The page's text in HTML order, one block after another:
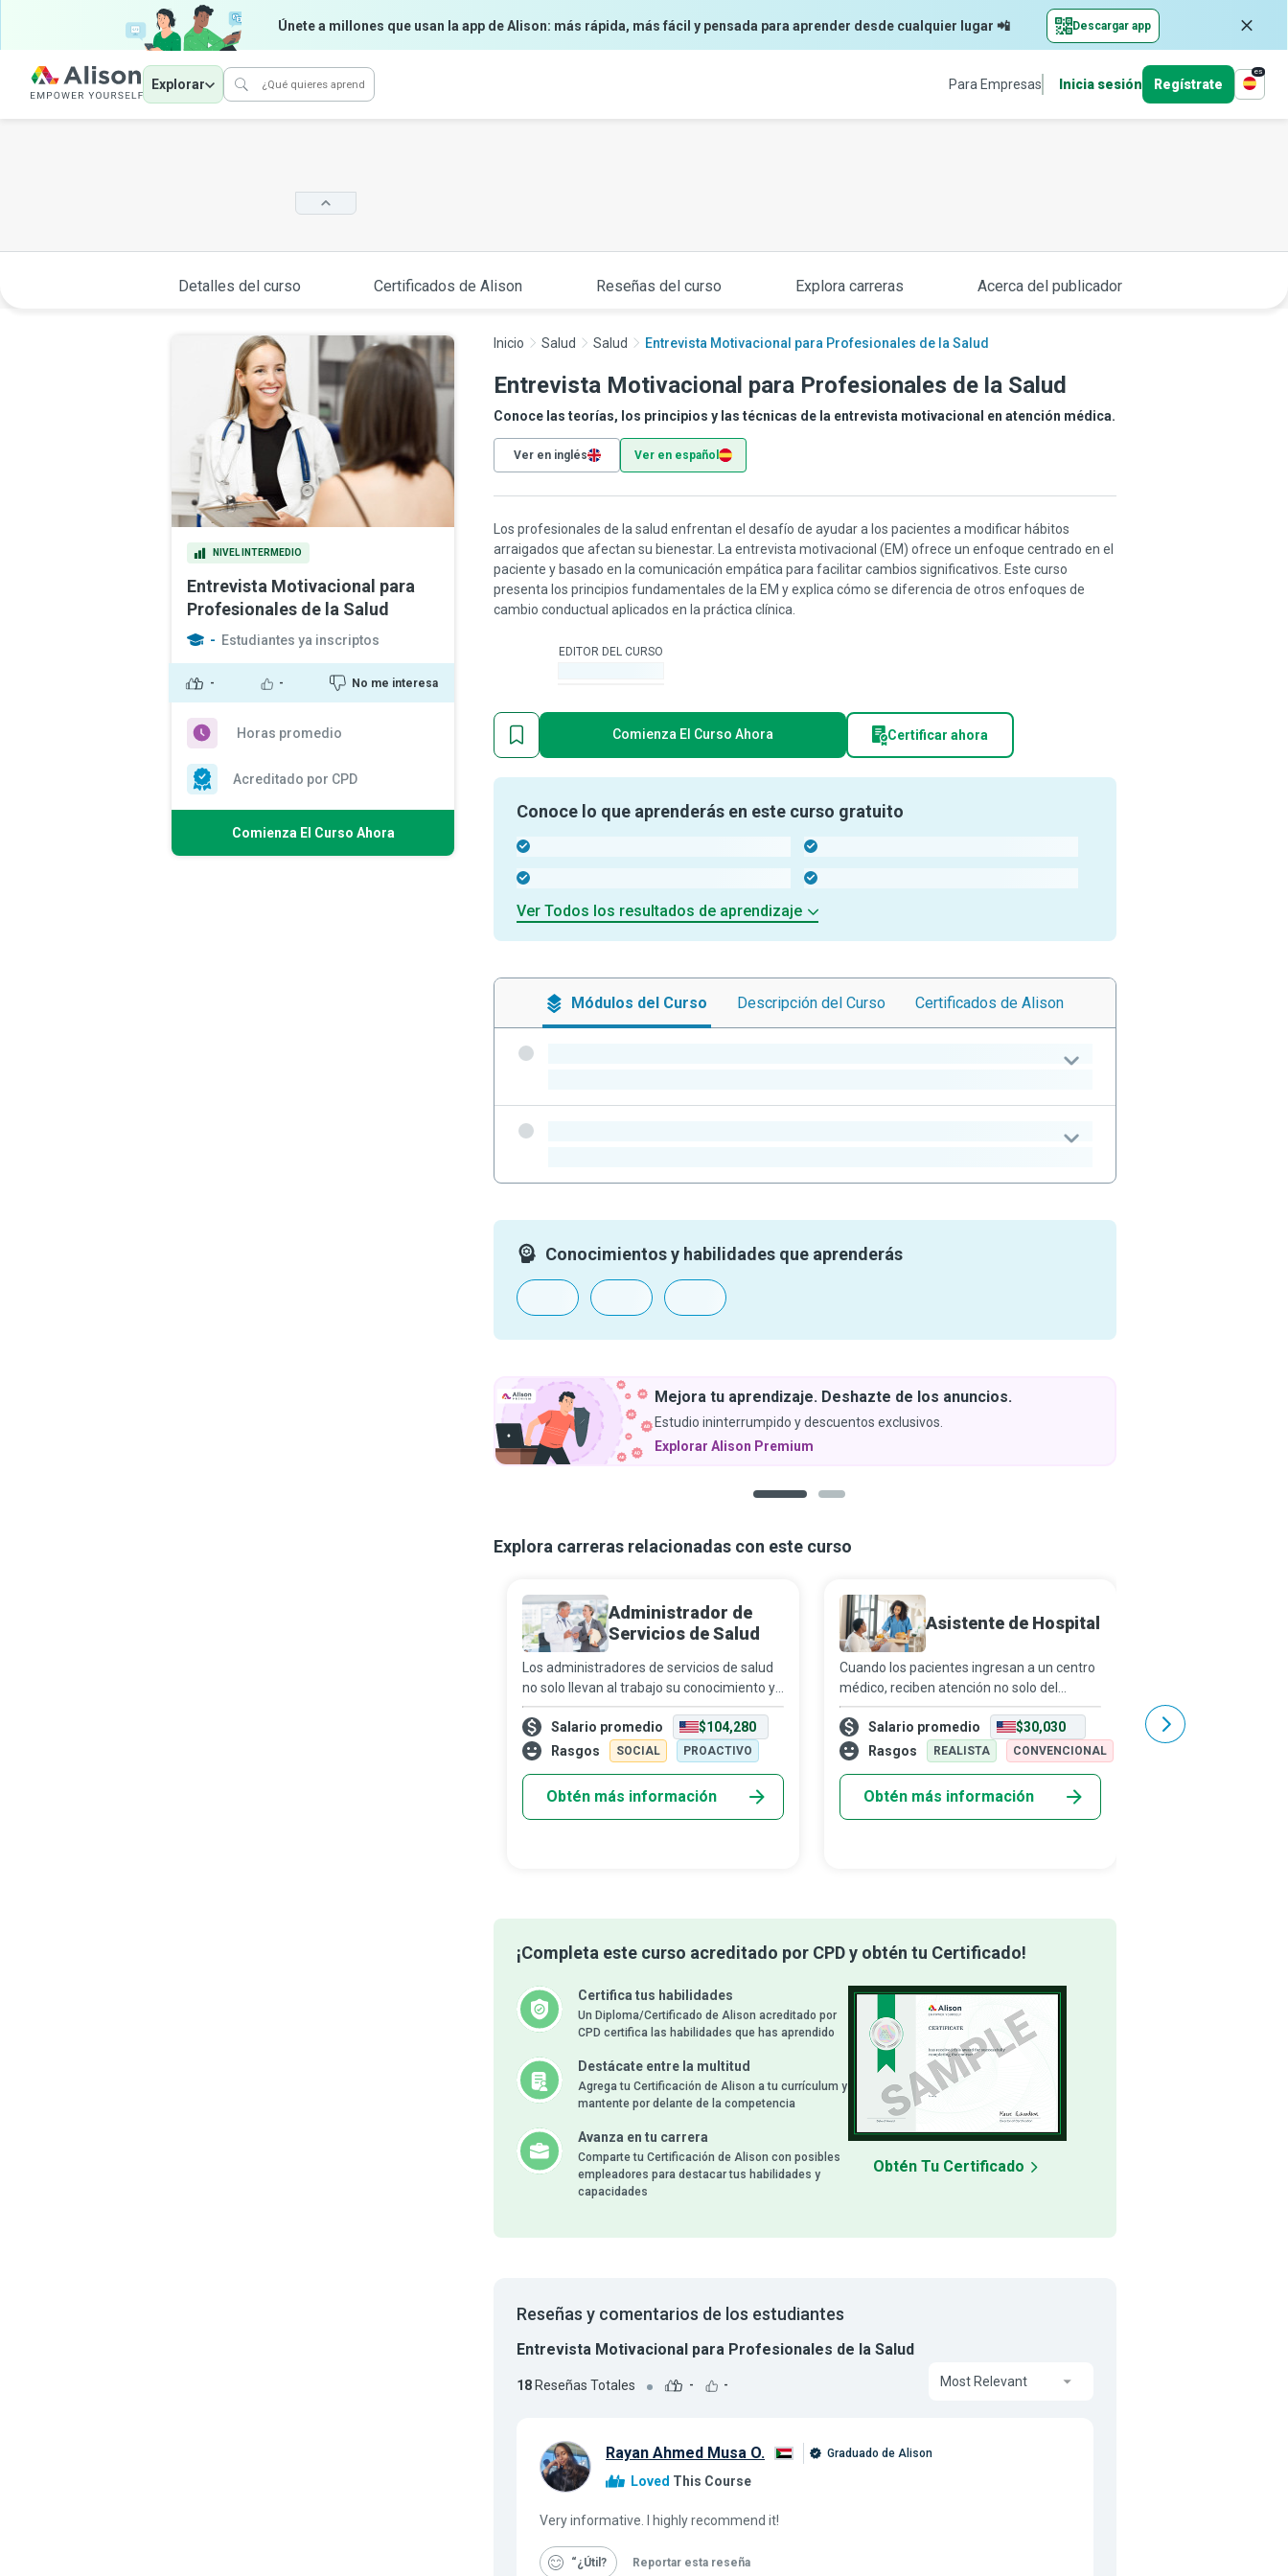
Únete a millones que usan la app de Alison: más rápida, más fácil y pensada para aprender desde cualquier lugar 📲 Descargar app
Explorar Para Empresas Inicia sesión Regístrate
es
Detalles del curso Certificados de Alison Reseñas del curso Explora carreras Acerca del publicador
NIVEL INTERMEDIO
Entrevista Motivacional para
Profesionales de la Salud
- Estudiantes ya inscriptos
- - No me interesa
Horas promedio
Acreditado por CPD
Comienza El Curso Ahora
Inicio Salud Salud Entrevista Motivacional para Profesionales de la Salud
Entrevista Motivacional para Profesionales de la Salud
Conoce las teorías, los principios y las técnicas de la entrevista motivacional en atención médica.
Ver en inglés Ver en español
Los profesionales de la salud enfrentan el desafío de ayudar a los pacientes a modificar hábitos
arraigados que afectan su bienestar. La entrevista motivacional (EM) ofrece un enfoque centrado en el
paciente y basado en la comunicación empática para facilitar cambios significativos. Este curso
presenta los principios fundamentales de la EM y explica cómo se diferencia de otros enfoques de
cambio conductual aplicados en la práctica clínica.
EDITOR DEL CURSO
Comienza El Curso Ahora Certificar ahora
Conoce lo que aprenderás en este curso gratuito
Ver Todos los resultados de aprendizaje
Módulos del Curso Descripción del Curso Certificados de Alison
Conocimientos y habilidades que aprenderás
Mejora tu aprendizaje. Deshazte de los anuncios.
Estudio ininterrumpido y descuentos exclusivos.
Explorar Alison Premium
Explora carreras relacionadas con este curso
Administrador de
Servicios de Salud
Los administradores de servicios de salud
no solo llevan al trabajo su conocimiento y
experiencia, también sus valores. Son
fieles a sí mismos y encuentran fuerza en
sus convicciones; son líderes auté
Salario promedio
$104,280
Rasgos
SOCIAL PROACTIVO
Obtén más información
Asistente de Hospital
Cuando los pacientes ingresan a un centro
médico, reciben atención no solo del
personal médico, sino también de un
equipo dinámico de asistentes de hospital
que brindan apoyo personalizado en
Salario promedio
$30,030
Rasgos
REALISTA CONVENCIONAL
Obtén más información
proveedores de
Asistiendo a los
otros profesionales de
Salario promedio
¡Completa este curso acreditado por CPD y obtén tu Certificado!
Certifica tus habilidades
Un Diploma/Certificado de Alison acreditado por
CPD certifica las habilidades que has aprendido
Destácate entre la multitud
Agrega tu Certificación de Alison a tu currículum y
mantente por delante de la competencia
Avanza en tu carrera
Comparte tu Certificación de Alison con posibles
empleadores para destacar tus habilidades y
capacidades
Obtén Tu Certificado
Reseñas y comentarios de los estudiantes
Entrevista Motivacional para Profesionales de la Salud
18Reseñas Totales - - Most Relevant
Rayan Ahmed Musa O. Graduado de Alison
Loved This Course
Very informative. I highly recommend it!
“¿Útil Reportar esta reseña